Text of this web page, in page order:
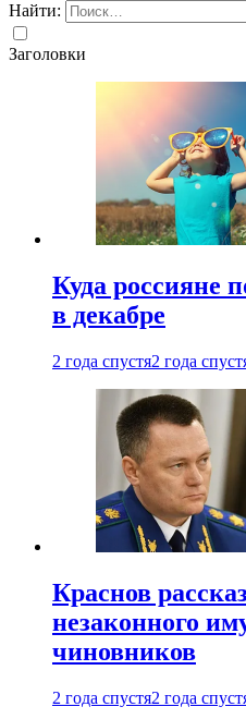
Найти:
Заголовки
Куда россияне
в декабре
2 года спустя2 года
Краснов
незаконного
чиновников
2 года спустя2 года